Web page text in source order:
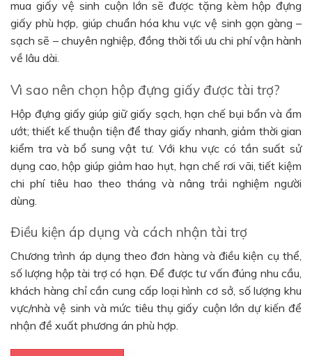
mua giấy vệ sinh cuộn lớn sẽ được tặng kèm hộp đựng
giấy phù hợp, giúp chuẩn hóa khu vực vệ sinh gọn gàng –
sạch sẽ – chuyên nghiệp, đồng thời tối ưu chi phí vận hành
về lâu dài.
Vì sao nên chọn hộp đựng giấy được tài trợ?
Hộp đựng giấy giúp giữ giấy sạch, hạn chế bụi bẩn và ẩm
ướt; thiết kế thuận tiện để thay giấy nhanh, giảm thời gian
kiểm tra và bổ sung vật tư. Với khu vực có tần suất sử
dụng cao, hộp giúp giảm hao hụt, hạn chế rơi vãi, tiết kiệm
chi phí tiêu hao theo tháng và nâng trải nghiệm người
dùng.
Điều kiện áp dụng và cách nhận tài trợ
Chương trình áp dụng theo đơn hàng và điều kiện cụ thể,
số lượng hộp tài trợ có hạn. Để được tư vấn đúng nhu cầu,
khách hàng chỉ cần cung cấp loại hình cơ sở, số lượng khu
vực/nhà vệ sinh và mức tiêu thụ giấy cuộn lớn dự kiến để
nhận đề xuất phương án phù hợp.